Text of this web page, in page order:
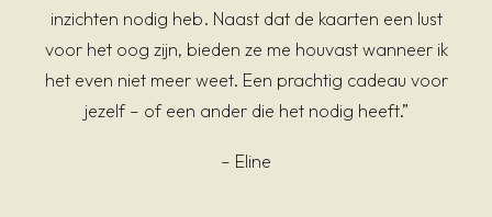
inzichten nodig heb. Naast dat de kaarten een lust
voor het oog zijn, bieden ze me houvast wanneer ik
het even niet meer weet. Een prachtig cadeau voor
jezelf – of een ander die het nodig heeft.”
– Eline